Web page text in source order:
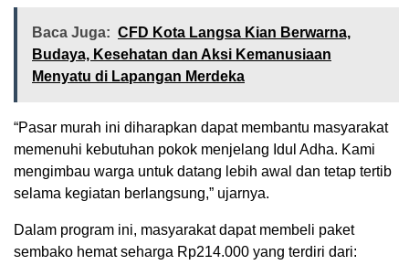
Baca Juga: CFD Kota Langsa Kian Berwarna,
Budaya, Kesehatan dan Aksi Kemanusiaan
Menyatu di Lapangan Merdeka
“Pasar murah ini diharapkan dapat membantu masyarakat
memenuhi kebutuhan pokok menjelang Idul Adha. Kami
mengimbau warga untuk datang lebih awal dan tetap tertib
selama kegiatan berlangsung,” ujarnya.
Dalam program ini, masyarakat dapat membeli paket
sembako hemat seharga Rp214.000 yang terdiri dari: